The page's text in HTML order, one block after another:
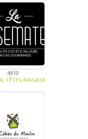
VIANDE - CHARCUTERIE -
4910
FÊTES-MAGASINS ET HORECA-